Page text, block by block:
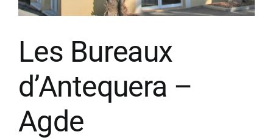
Les Bureaux
d’Antequera –
Agde